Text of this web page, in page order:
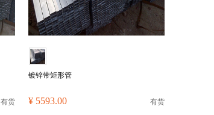
有货
镀锌带矩形管
¥ 5593.00 有货